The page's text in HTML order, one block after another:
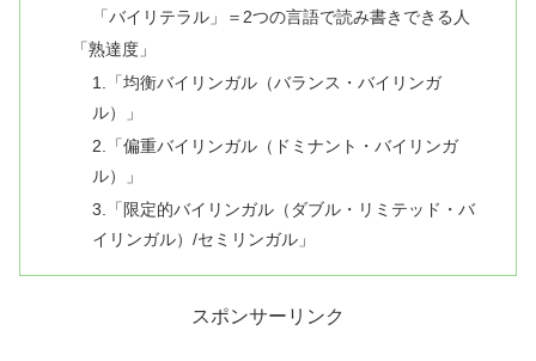
「バイリテラル」＝2つの言語で読み書きできる人
「熟達度」
1.「均衡バイリンガル（バランス・バイリンガ
ル）」
2.「偏重バイリンガル（ドミナント・バイリンガ
ル）」
3.「限定的バイリンガル（ダブル・リミテッド・バ
イリンガル）/セミリンガル」
スポンサーリンク